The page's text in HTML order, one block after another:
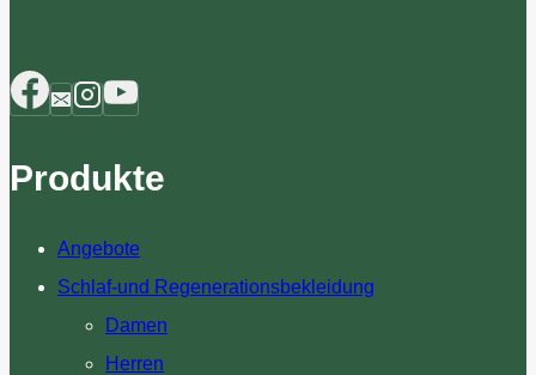
Produkte
Angebote
Schlaf-und Regenerationsbekleidung
Damen
Herren